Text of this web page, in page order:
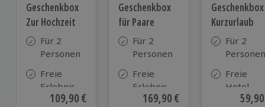
Geschenkbox
Zur Hochzeit
Für 2
Personen
Freie
Erlebnis-
Auswahl
Aktueller Preis
109,90 €
Geschenkbox
für Paare
Für 2
Personen
Freie
Erlebnis-
Auswahl
Aktueller Preis
169,90 €
Geschenkbox
Kurzurlaub
Für 2
Personen
Freie
Hotel-
Auswahl